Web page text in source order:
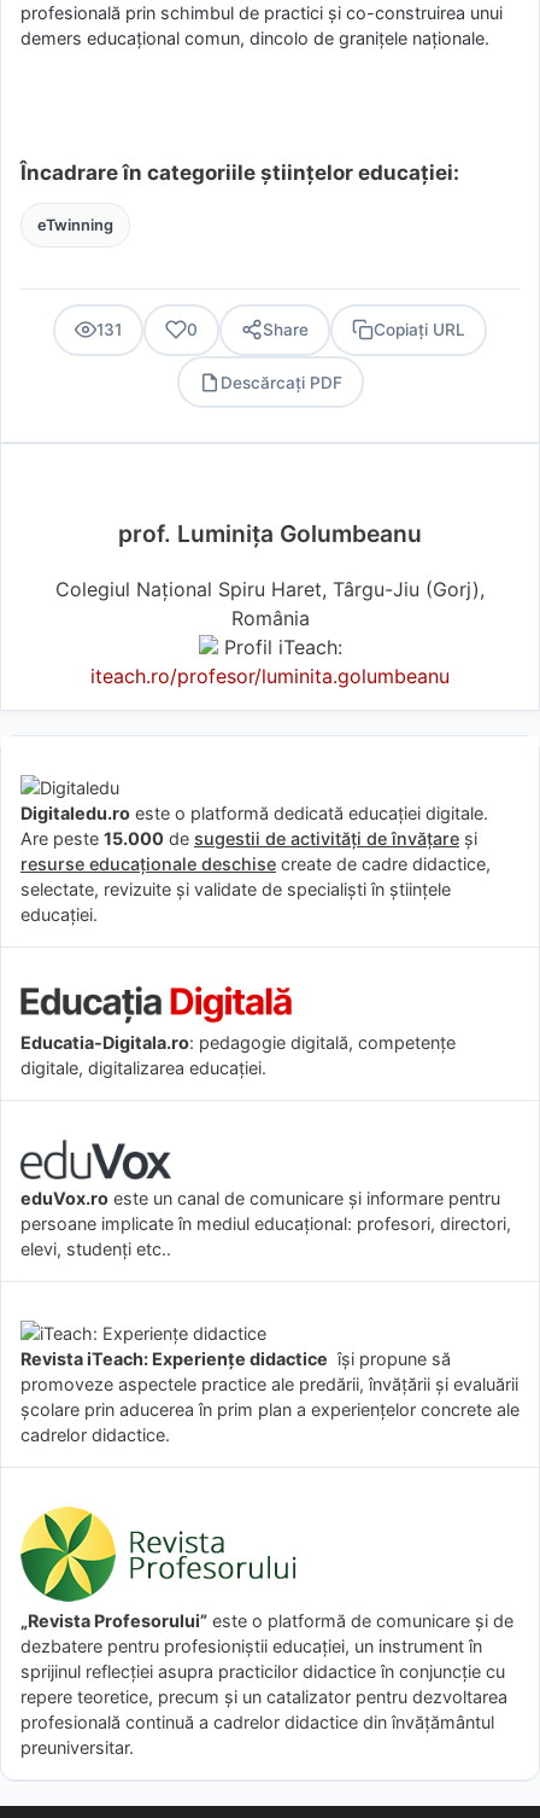
profesională prin schimbul de practici și co-construirea unui
demers educațional comun, dincolo de granițele naționale.
Încadrare în categoriile științelor educației:
eTwinning
131 0 Share Copiați URL
Descărcați PDF
prof. Luminița Golumbeanu
Colegiul Național Spiru Haret, Târgu-Jiu (Gorj),
România
Profil iTeach:
iteach.ro/profesor/luminita.golumbeanu
Digitaledu.ro este o platformă dedicată educației digitale.
Are peste 15.000 de sugestii de activități de învățare și
resurse educaționale deschise create de cadre didactice,
selectate, revizuite și validate de specialiști în științele
educației.
Educatia-Digitala.ro: pedagogie digitală, competențe
digitale, digitalizarea educației.
eduVox.ro este un canal de comunicare și informare pentru
persoane implicate în mediul educațional: profesori, directori,
elevi, studenți etc..
Revista iTeach: Experienţe didactice îşi propune să
promoveze aspectele practice ale predării, învăţării şi evaluării
şcolare prin aducerea în prim plan a experienţelor concrete ale
cadrelor didactice.
„Revista Profesorului” este o platformă de comunicare și de
dezbatere pentru profesioniștii educației, un instrument în
sprijinul reflecției asupra practicilor didactice în conjuncție cu
repere teoretice, precum și un catalizator pentru dezvoltarea
profesională continuă a cadrelor didactice din învățământul
preuniversitar.